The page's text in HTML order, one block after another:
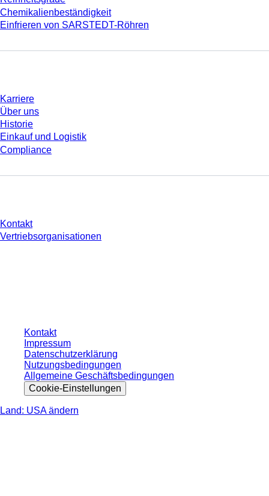
Chemikalienbeständigkeit
Einfrieren von SARSTEDT-Röhren
Karriere
Über uns
Historie
Einkauf und Logistik
Compliance
Kontakt
Vertriebsorganisationen
Kontakt
Impressum
Datenschutzerklärung
Nutzungsbedingungen
Allgemeine Geschäftsbedingungen
Cookie-Einstellungen
Land: USA ändern